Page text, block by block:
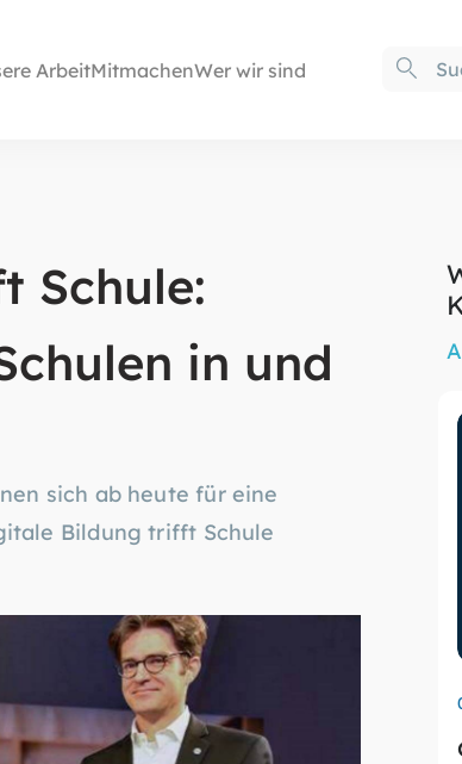
ArbeitMitmachenWer wir sind
Schule:
in und
sich ab heute für eine
Bildung trifft Schule